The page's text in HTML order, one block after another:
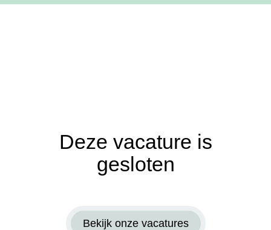
Deze vacature is
gesloten
Bekijk onze vacatures